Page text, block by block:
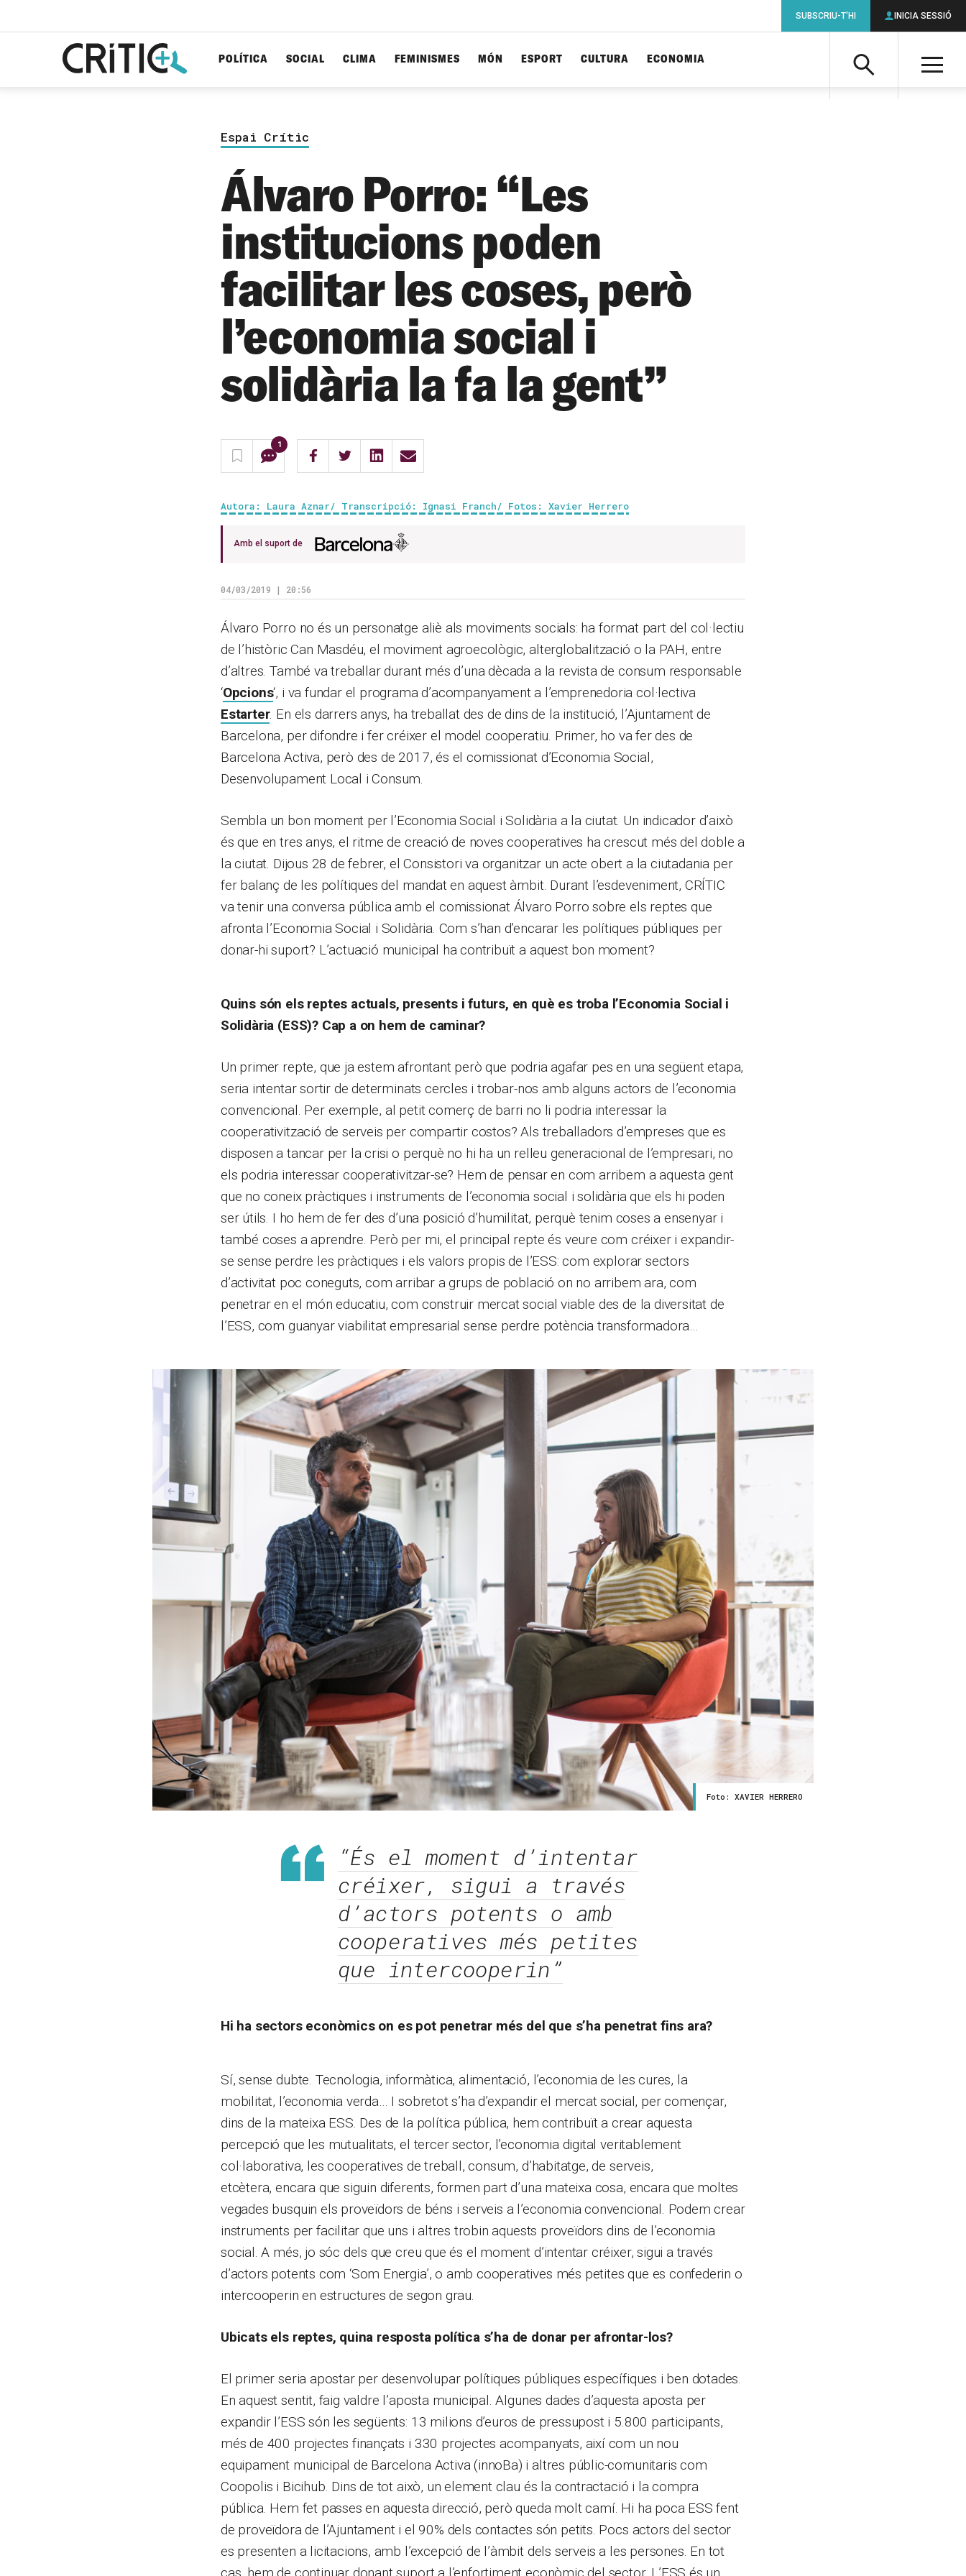
Cerca
POLÍTICA SOCIAL CLIMA FEMINISMES MÓN ESPORT CULTURA ECONOMIA
SUBSCRIU-T'HI INICIA SESSIÓ
Espai Crític
Álvaro Porro: “Les
institucions poden
facilitar les coses, però
l’economia social i
solidària la fa la gent”
1
Autora: Laura Aznar/ Transcripció: Ignasi Franch/ Fotos: Xavier Herrero
Amb el suport de
04/03/2019 | 20:56
Álvaro Porro no és un personatge aliè als moviments socials: ha format part del col·lectiu
de l’històric Can Masdéu, el moviment agroecològic, alterglobalització o la PAH, entre
d’altres. També va treballar durant més d’una dècada a la revista de consum responsable
‘Opcions‘, i va fundar el programa d’acompanyament a l’emprenedoria col·lectiva
Estarter. En els darrers anys, ha treballat des de dins de la institució, l’Ajuntament de
Barcelona, per difondre i fer créixer el model cooperatiu. Primer, ho va fer des de
Barcelona Activa, però des de 2017, és el comissionat d’Economia Social,
Desenvolupament Local i Consum.
Sembla un bon moment per l’Economia Social i Solidària a la ciutat. Un indicador d’això
és que en tres anys, el ritme de creació de noves cooperatives ha crescut més del doble a
la ciutat. Dijous 28 de febrer, el Consistori va organitzar un acte obert a la ciutadania per
fer balanç de les polítiques del mandat en aquest àmbit. Durant l’esdeveniment, CRÍTIC
va tenir una conversa pública amb el comissionat Álvaro Porro sobre els reptes que
afronta l’Economia Social i Solidària. Com s’han d’encarar les polítiques públiques per
donar-hi suport? L’actuació municipal ha contribuït a aquest bon moment?
Quins són els reptes actuals, presents i futurs, en què es troba l’Economia Social i
Solidària (ESS)? Cap a on hem de caminar?
Un primer repte, que ja estem afrontant però que podria agafar pes en una següent etapa,
seria intentar sortir de determinats cercles i trobar-nos amb alguns actors de l’economia
convencional. Per exemple, al petit comerç de barri no li podria interessar la
cooperativització de serveis per compartir costos? Als treballadors d’empreses que es
disposen a tancar per la crisi o perquè no hi ha un relleu generacional de l’empresari, no
els podria interessar cooperativitzar-se? Hem de pensar en com arribem a aquesta gent
que no coneix pràctiques i instruments de l’economia social i solidària que els hi poden
ser útils. I ho hem de fer des d’una posició d’humilitat, perquè tenim coses a ensenyar i
també coses a aprendre. Però per mi, el principal repte és veure com créixer i expandir-
se sense perdre les pràctiques i els valors propis de l’ESS: com explorar sectors
d’activitat poc coneguts, com arribar a grups de població on no arribem ara, com
penetrar en el món educatiu, com construir mercat social viable des de la diversitat de
l’ESS, com guanyar viabilitat empresarial sense perdre potència transformadora…
Foto: XAVIER HERRERO
“És el moment d’intentar
créixer, sigui a través
d’actors potents o amb
cooperatives més petites
que intercooperin”
Hi ha sectors econòmics on es pot penetrar més del que s’ha penetrat fins ara?
Sí, sense dubte. Tecnologia, informàtica, alimentació, l’economia de les cures, la
mobilitat, l’economia verda… I sobretot s’ha d’expandir el mercat social, per començar,
dins de la mateixa ESS. Des de la política pública, hem contribuït a crear aquesta
percepció que les mutualitats, el tercer sector, l’economia digital veritablement
col·laborativa, les cooperatives de treball, consum, d’habitatge, de serveis,
etcètera, encara que siguin diferents, formen part d’una mateixa cosa, encara que moltes
vegades busquin els proveïdors de béns i serveis a l’economia convencional. Podem crear
instruments per facilitar que uns i altres trobin aquests proveïdors dins de l’economia
social. A més, jo sóc dels que creu que és el moment d’intentar créixer, sigui a través
d’actors potents com ‘Som Energia’, o amb cooperatives més petites que es confederin o
intercooperin en estructures de segon grau.
Ubicats els reptes, quina resposta política s’ha de donar per afrontar-los?
El primer seria apostar per desenvolupar polítiques públiques específiques i ben dotades.
En aquest sentit, faig valdre l’aposta municipal. Algunes dades d’aquesta aposta per
expandir l’ESS són les següents: 13 milions d’euros de pressupost i 5.800 participants,
més de 400 projectes finançats i 330 projectes acompanyats, així com un nou
equipament municipal de Barcelona Activa (innoBa) i altres públic-comunitaris com
Coopolis i Bicihub. Dins de tot això, un element clau és la contractació i la compra
pública. Hem fet passes en aquesta direcció, però queda molt camí. Hi ha poca ESS fent
de proveïdora de l’Ajuntament i el 90% dels contactes són petits. Pocs actors del sector
es presenten a licitacions, amb l’excepció de l’àmbit dels serveis a les persones. En tot
cas, hem de continuar donant suport a l’enfortiment econòmic del sector. L’ESS és un